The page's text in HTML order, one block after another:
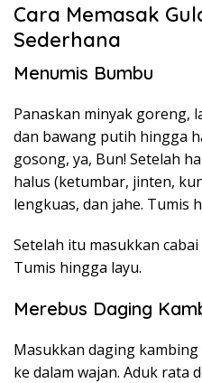
Cara Memasak
Sederhana
Menumis Bumbu
Panaskan minyak goreng,
dan bawang putih hingga
gosong, ya, Bun! Setelah
halus (ketumbar, jinten,
lengkuas, dan jahe. Tumis
Setelah itu masukkan
Tumis hingga layu.
Merebus Daging
Masukkan daging
ke dalam wajan. Aduk rata